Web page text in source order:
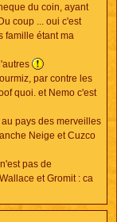
du coin, ayant
coup ... oui c'est
famille étant ma
par contre les
quoi. et Nemo c'est
pays des merveilles
Neige et Cuzco
pas de
et Gromit : ca